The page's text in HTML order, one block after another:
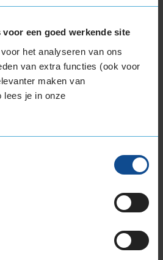
een goed werkende site
het analyseren van ons
van extra functies (ook voor
maken van
lees je in onze
RUNFLAT